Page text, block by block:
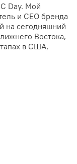
Day. Мой
и СЕО бренда
на сегодняшний
Востока,
в США,